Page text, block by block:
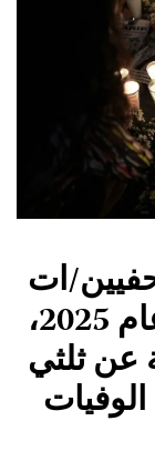
ات
الذين قُتلوا في عام 2025،
عن ثلثي
الوفيات